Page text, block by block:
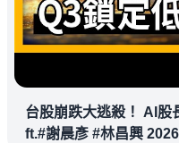
台股崩跌大逃殺！ AI股
ft.#謝晨彥 #林昌興